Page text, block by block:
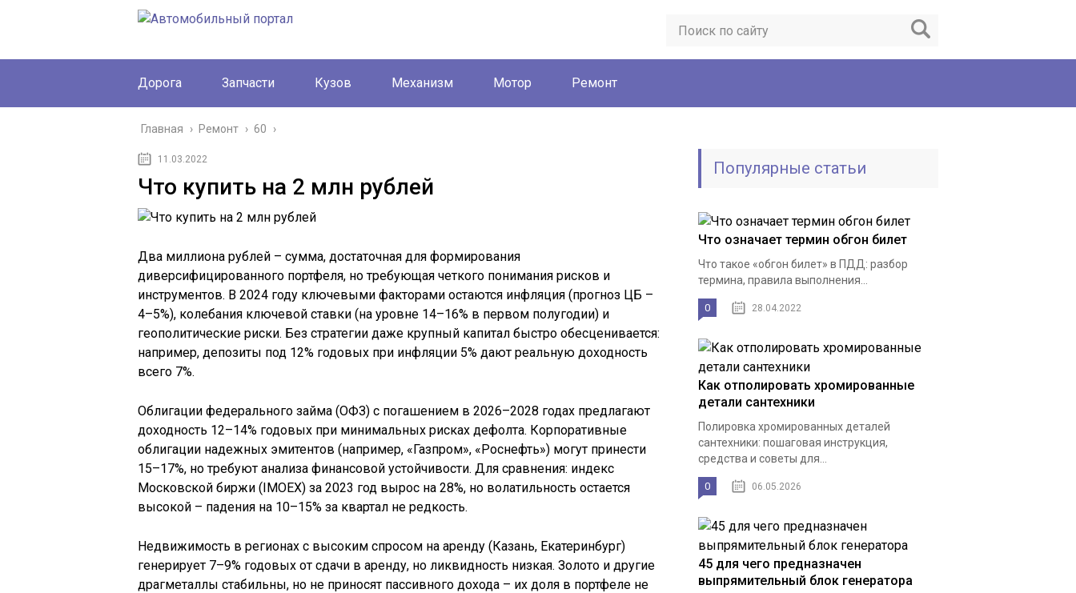
Дорога Запчасти Кузов Механизм Мотор Ремонт
Главная › Ремонт › 60 ›
11.03.2022
Что купить на 2 млн рублей
Два миллиона рублей – сумма, достаточная для формирования
диверсифицированного портфеля, но требующая четкого понимания рисков и
инструментов. В 2024 году ключевыми факторами остаются инфляция (прогноз ЦБ –
4–5%), колебания ключевой ставки (на уровне 14–16% в первом полугодии) и
геополитические риски. Без стратегии даже крупный капитал быстро обесценивается:
например, депозиты под 12% годовых при инфляции 5% дают реальную доходность
всего 7%.
Облигации федерального займа (ОФЗ) с погашением в 2026–2028 годах предлагают
доходность 12–14% годовых при минимальных рисках дефолта. Корпоративные
облигации надежных эмитентов (например, «Газпром», «Роснефть») могут принести
15–17%, но требуют анализа финансовой устойчивости. Для сравнения: индекс
Московской биржи (IMOEX) за 2023 год вырос на 28%, но волатильность остается
высокой – падения на 10–15% за квартал не редкость.
Недвижимость в регионах с высоким спросом на аренду (Казань, Екатеринбург)
генерирует 7–9% годовых от сдачи в аренду, но ликвидность низкая. Золото и другие
драгметаллы стабильны, но не приносят пассивного дохода – их доля в портфеле не
Популярные статьи
Что означает термин обгон билет
Что такое «обгон билет» в ПДД: разбор
термина, правила выполнения...
0 28.04.2022
Как отполировать хромированные
детали сантехники
Полировка хромированных деталей
сантехники: пошаговая инструкция,
средства и советы для...
0 06.05.2026
45 для чего предназначен
выпрямительный блок генератора